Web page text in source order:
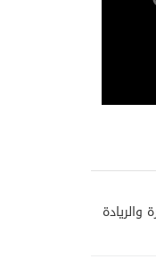
والريادة